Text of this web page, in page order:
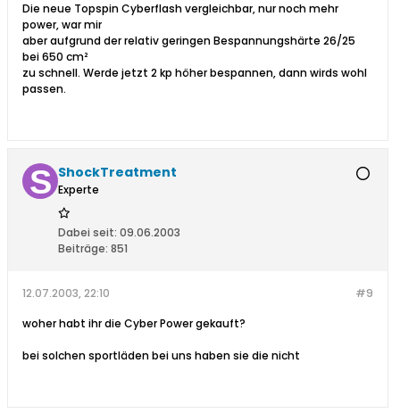
Die neue Topspin Cyberflash vergleichbar, nur noch mehr
power, war mir
aber aufgrund der relativ geringen Bespannungshärte 26/25
bei 650 cm²
zu schnell. Werde jetzt 2 kp höher bespannen, dann wirds wohl
passen.
ShockTreatment
Experte
Dabei seit: 09.06.2003
Beiträge: 851
#9
12.07.2003, 22:10
woher habt ihr die Cyber Power gekauft?
bei solchen sportläden bei uns haben sie die nicht